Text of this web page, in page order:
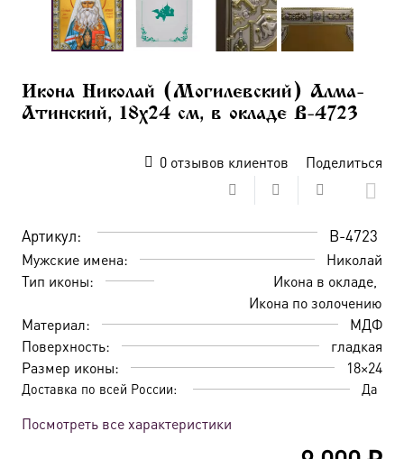
Икона Николай (Могилевский) Алма-
Атинский, 18х24 см, в окладе B-4723
0отзывов клиентов Поделиться
Артикул: B-4723
Мужские имена:
Николай
Тип иконы:
Икона в окладе
Икона по золочению
Материал:
МДФ
Поверхность:
гладкая
Размер иконы:
18×24
Доставка по всей России: Да
Посмотреть все характеристики